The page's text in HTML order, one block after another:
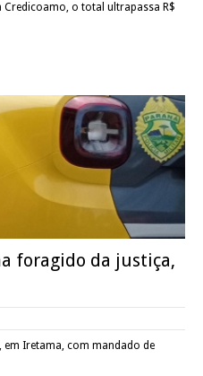
o total ultrapassa R$
foragido da justiça,
em Iretama, com mandado de